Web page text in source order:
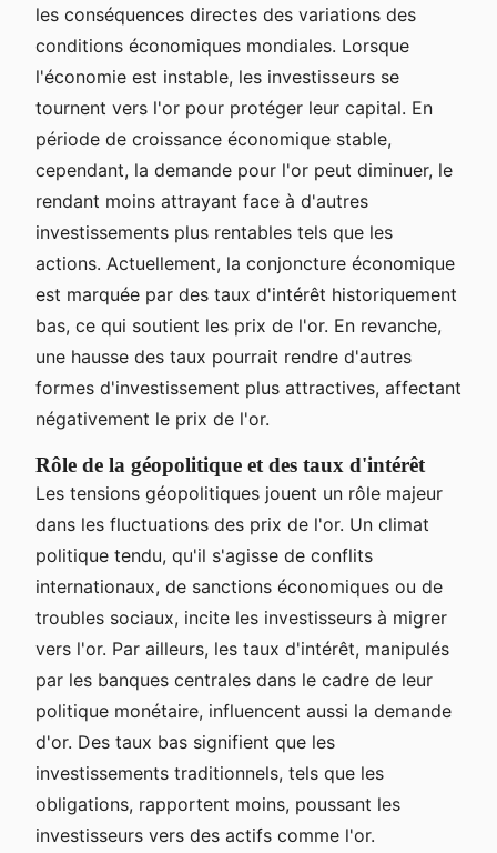
les conséquences directes des variations des
conditions économiques mondiales. Lorsque
l'économie est instable, les investisseurs se
tournent vers l'or pour protéger leur capital. En
période de croissance économique stable,
cependant, la demande pour l'or peut diminuer, le
rendant moins attrayant face à d'autres
investissements plus rentables tels que les
actions. Actuellement, la conjoncture économique
est marquée par des taux d'intérêt historiquement
bas, ce qui soutient les prix de l'or. En revanche,
une hausse des taux pourrait rendre d'autres
formes d'investissement plus attractives, affectant
négativement le prix de l'or.
Rôle de la géopolitique et des taux d'intérêt
Les tensions géopolitiques jouent un rôle majeur
dans les fluctuations des prix de l'or. Un climat
politique tendu, qu'il s'agisse de conflits
internationaux, de sanctions économiques ou de
troubles sociaux, incite les investisseurs à migrer
vers l'or. Par ailleurs, les taux d'intérêt, manipulés
par les banques centrales dans le cadre de leur
politique monétaire, influencent aussi la demande
d'or. Des taux bas signifient que les
investissements traditionnels, tels que les
obligations, rapportent moins, poussant les
investisseurs vers des actifs comme l'or.